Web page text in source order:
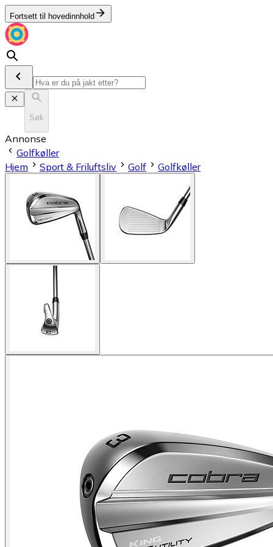
Fortsett til hovedinnhold
Søk
Annonse
Golfkøller
Hjem
Sport & Friluftsliv Golf Golfkøller